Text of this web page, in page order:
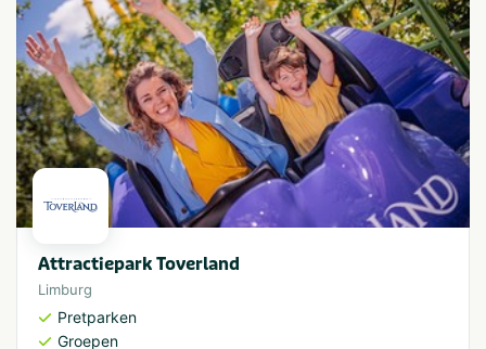
Attractiepark Toverland
Limburg
Pretparken
Groepen